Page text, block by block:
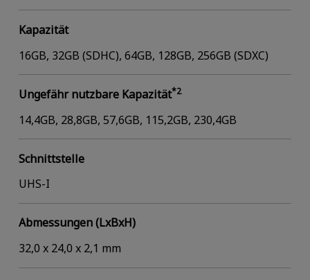
Kapazität
16GB, 32GB (SDHC), 64GB, 128GB, 256GB (SDXC)
Ungefähr nutzbare Kapazität*2
14,4GB, 28,8GB, 57,6GB, 115,2GB, 230,4GB
Schnittstelle
UHS-I
Abmessungen (LxBxH)
32,0 x 24,0 x 2,1 mm